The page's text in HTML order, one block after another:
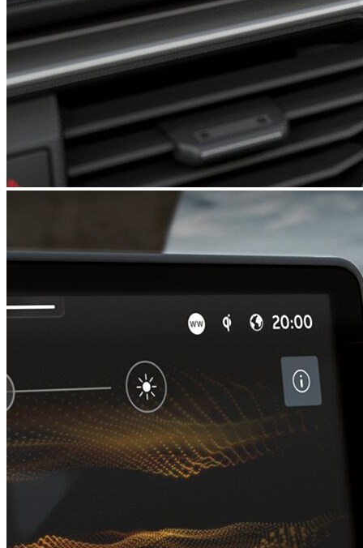
EDGE w/o SAFELOCK
€ 782,95
Detalji
Partner